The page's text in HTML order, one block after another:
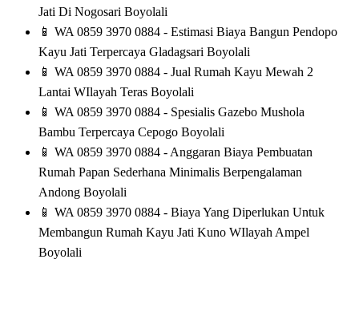
Jati Di Nogosari Boyolali
📱 WA 0859 3970 0884 - Estimasi Biaya Bangun Pendopo
Kayu Jati Terpercaya Gladagsari Boyolali
📱 WA 0859 3970 0884 - Jual Rumah Kayu Mewah 2
Lantai WIlayah Teras Boyolali
📱 WA 0859 3970 0884 - Spesialis Gazebo Mushola
Bambu Terpercaya Cepogo Boyolali
📱 WA 0859 3970 0884 - Anggaran Biaya Pembuatan
Rumah Papan Sederhana Minimalis Berpengalaman
Andong Boyolali
📱 WA 0859 3970 0884 - Biaya Yang Diperlukan Untuk
Membangun Rumah Kayu Jati Kuno WIlayah Ampel
Boyolali